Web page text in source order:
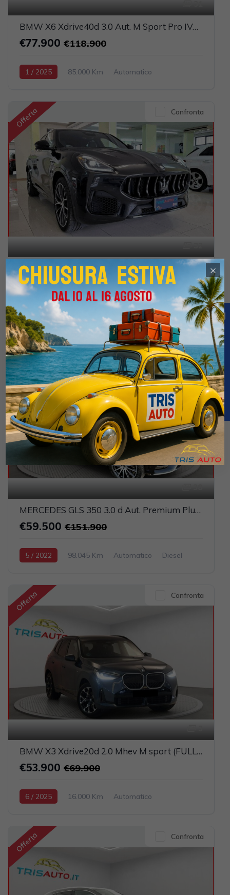
BMW X6 Xdrive40d 3.0 Aut. M Sport Pro IVATA (TETTO PANORAMICO APRIBILE)
€77.900 €118.900
1 / 2025 85.000 Km
Automatico
2993cc 340CV / 250KW
Offerta Confronta
MASERATI Grecale 2.0 Mhev GT (MATRIX+PELLE+NAVI)
€69.900€99.900
5 / 2024 5.000 Km
Automatico
Elettrica-Benzina
Nero
5-porte
1995cc 300CV / 221KW
Confronta
MERCEDES GLS 350 3.0 d Aut. Premium Plus 7 Posti (TETTO PANORAMICO APRIBILE)
€59.500 €151.900
5 / 2022 98.045 Km Automatico
Diesel
Offerta Confronta
BMW X3 Xdrive20d 2.0 Mhev M sport (FULL LED+PELLE)
€53.900 €69.900
6 / 2025 16.000 Km
Automatico
1995cc 190CV / 140KW
Offerta Confronta
×